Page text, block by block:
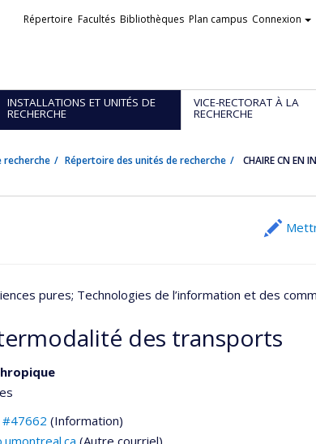
Liens
Répertoire Facultés Bibliothèques Plan campus Connexion
INSTALLATIONS ET UNITÉS DE
RECHERCHE
VICE-RECTORAT À LA
RECHERCHE
recherche Répertoire des unités de recherche CHAIRE CN EN
pures; Technologies de l’information et des
des transports
(Information)
(Autre courriel)